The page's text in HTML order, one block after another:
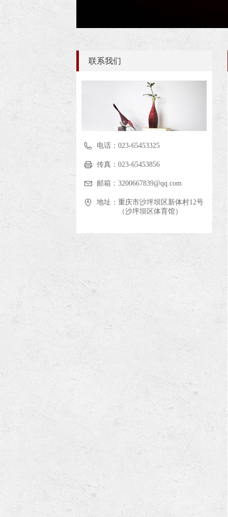
电话： 023-65453325
传真： 023-65453856
邮箱： 3200667839@qq.com
地址： 重庆市沙坪坝区新体村12号
（沙坪坝区体育馆）
联系我们